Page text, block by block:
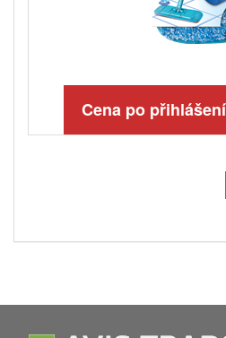
Cena po přihlášení